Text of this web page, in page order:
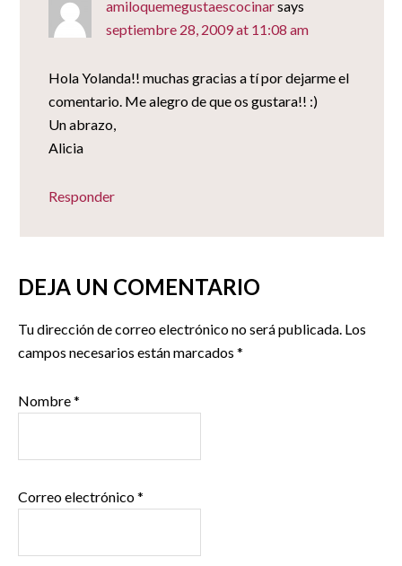
amiloquemegustaescocinarsays
septiembre 28, 2009 at 11:08 am
Hola Yolanda!! muchas gracias a tí por dejarme el
comentario. Me alegro de que os gustara!! :)
Un abrazo,
Alicia
Responder
DEJA UN COMENTARIO
Tu dirección de correo electrónico no será publicada. Los
campos necesarios están marcados *
Nombre*
Correo electrónico*